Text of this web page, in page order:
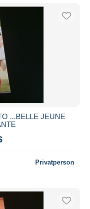
...BELLE JEUNE
Privatperson